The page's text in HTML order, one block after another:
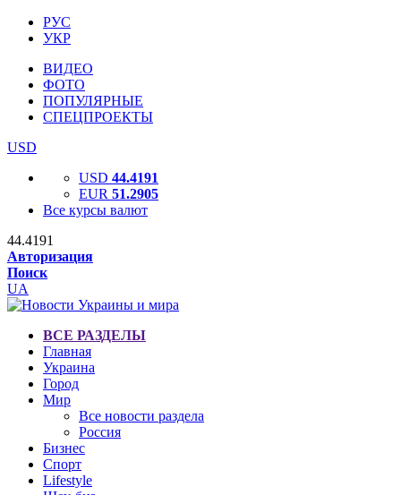
РУС
УКР
ВИДЕО
ФОТО
ПОПУЛЯРНЫЕ
СПЕЦПРОЕКТЫ
USD
USD 44.4191
EUR 51.2905
Все курсы валют
44.4191
Авторизация
Поиск
UA
ВСЕ РАЗДЕЛЫ
Главная
Украина
Город
Мир
Все новости раздела
Россия
Бизнес
Спорт
Lifestyle